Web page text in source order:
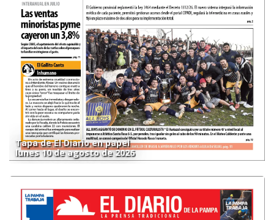
Tapa de El Diario en papel
lunes 10 de agosto de 2026